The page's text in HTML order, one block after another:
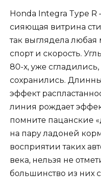
Honda Integra Type R
сияющая витрина
так выглядела
спорт и скорость.
80-х, уже
сохранились.
эффект
линия рождает
помните пацанские
на пару ладоней
восприятии таких
века, нельзя не
большинство из них